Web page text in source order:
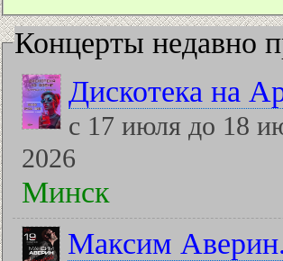
Концерты недавно
Дискотека на
с 17 июля до 18
2026
Минск
Максим